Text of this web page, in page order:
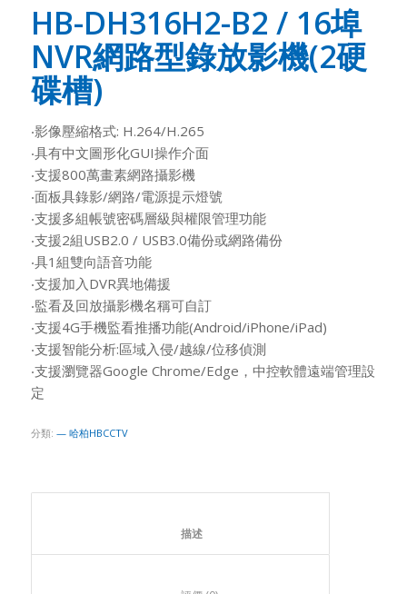
HB-DH316H2-B2 / 16埠
NVR網路型錄放影機(2硬
碟槽)
‧影像壓縮格式: H.264/H.265
‧具有中文圖形化GUI操作介面
‧支援800萬畫素網路攝影機
‧面板具錄影/網路/電源提示燈號
‧支援多組帳號密碼層級與權限管理功能
‧支援2組USB2.0 / USB3.0備份或網路備份
‧具1組雙向語音功能
‧支援加入DVR異地備援
‧監看及回放攝影機名稱可自訂
‧支援4G手機監看推播功能(Android/iPhone/iPad)
‧支援智能分析:區域入侵/越線/位移偵測
‧支援瀏覽器Google Chrome/Edge，中控軟體遠端管理設
定
分類: — 哈柏HBCCTV
						描述